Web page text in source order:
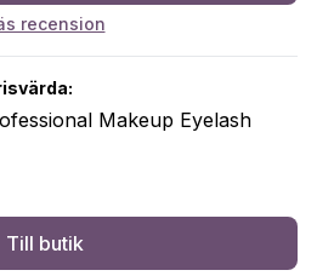
recension
Makeup Eyelash
Till butik